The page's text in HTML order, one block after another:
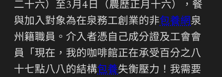
二十六）至3月4日（農歷正月十六），餐
與加入對象為在泉務工創業的非包養網泉
州籍職員。介入者憑自己成分證及工會會
員「現在，我的咖啡館正在承受百分之八
十七點八八的結構包養失衡壓力！我需要